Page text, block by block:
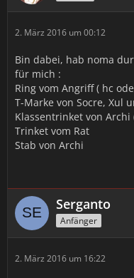
2. März 2016 um 00:12
Bin dabei, hab noma
für mich :
Ring vom Angriff ( hc
T-Marke von Socre, Xul
Klassentrinket von Archi
Trinket vom Rat
Stab von Archi
Serganto
Anfänger
2. März 2016 um 16:22